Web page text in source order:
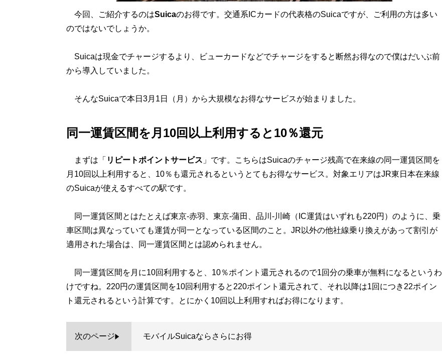
今回、ご紹介するのはSuicaのお得です。交通系ICカードの代表格のSuicaですが、ご利用の方は多い
のではないでしょうか。
Suicaは現金でチャージするより、ビューカードなどでチャージをすると断然お得なので僕はだいぶ前
から導入していました。
そんなSuicaで本日3月1日（月）から大規模なお得なサービスが始まりました。
同一運賃区間を月10回以上利用すると10％還元
まずは「 リピートポイントサービス 」です。こちらはSuicaのチャージ残高で在来線の同一運賃区間を
月10回以上利用すると、10％も還元されるというとてもお得なサービス。対象エリアはJR東日本在来線
のSuicaが使えるすべての駅です。
同一運賃区間とはたとえば東京-赤羽、東京-蒲田、品川-川崎（IC運賃はいずれも220円）のように、乗
車区間は異なっていても運賃が同一となっている区間のこと。JR以外の他社線乗り換えがあって割引が
適用された場合は、同一運賃区間とは認められません。
同一運賃区間を月に10回利用すると、10％ポイント還元されるので1回分の乗車が無料になるというわ
けですね。220円の運賃区間を10回利用すると220ポイント還元されて、それ以降は1回につき22ポイン
ト還元されるという計算です。とにかく10回以上利用すればお得になります。
次のページ モバイルSuicaならさらにお得